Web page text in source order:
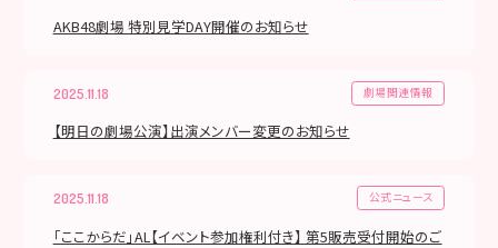
AKB48劇場 特別見学DAY開催のお知らせ
2025.11.18 劇場関連情報
【明日の劇場公演】出演メンバー変更のお知らせ
2025.11.18 公式ニュース
「ここからだ」AL【イベント参加権利付き】 第5販売受付開始のご